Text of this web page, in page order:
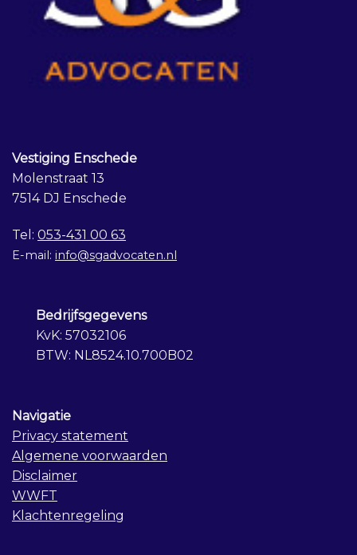
Vestiging Enschede
Molenstraat 13
7514 DJ Enschede
Tel: 053-431 00 63
E-mail: info@sgadvocaten.nl
Bedrijfsgegevens
KvK: 57032106
BTW: NL8524.10.700B02
Navigatie
Privacy statement
Algemene voorwaarden
Disclaimer
WWFT
Klachtenregeling